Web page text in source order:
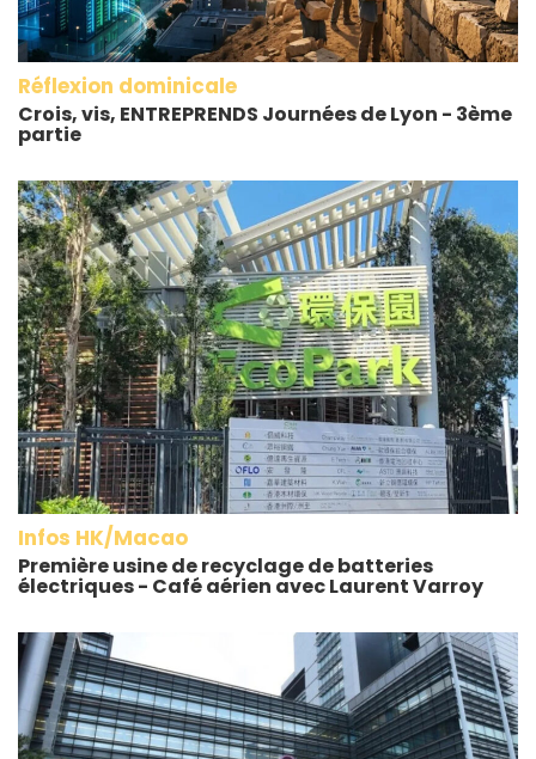
Réflexion dominicale
Crois, vis, ENTREPRENDS Journées de Lyon - 3ème
partie
Infos HK/Macao
Première usine de recyclage de batteries
électriques - Café aérien avec Laurent Varroy